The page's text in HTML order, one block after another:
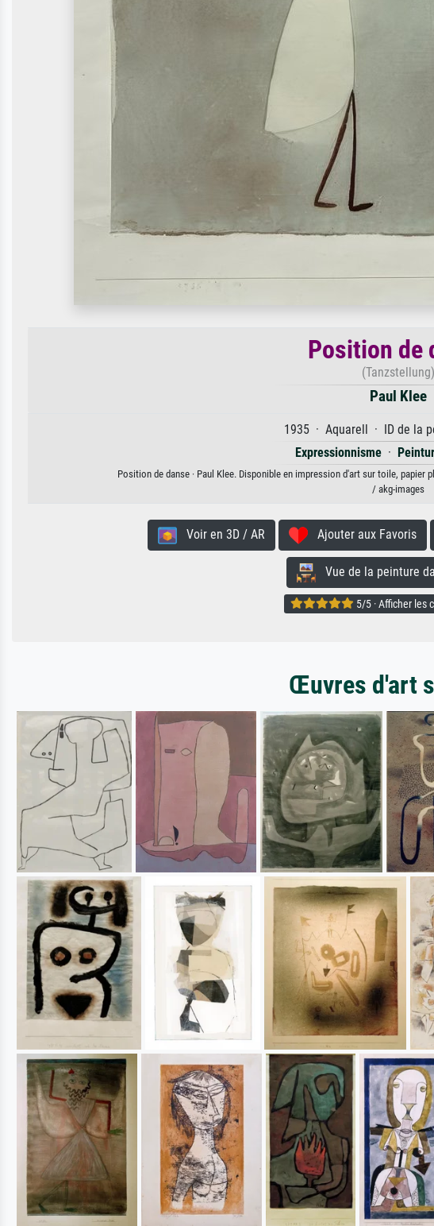
Position de
(Tanzstellung)
Paul Klee
1935 · Aquarell · ID de la
Expressionnisme ·
Position de danse · Paul Klee. Disponible en impression d'art sur toile,
/ akg-images
Voir en 3D / AR Ajouter aux Favoris
Vue de la peinture
5/5 · Afficher les
Œuvres d'art